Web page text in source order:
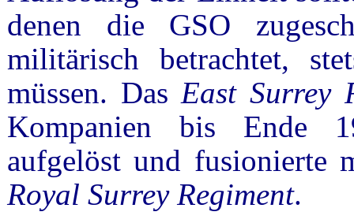
denen die GSO
militärisch betrachtet,
müssen. DasEast Surrey
Kompanien bis Ende
aufgelöst und fusionierte
Royal Surrey Regiment.